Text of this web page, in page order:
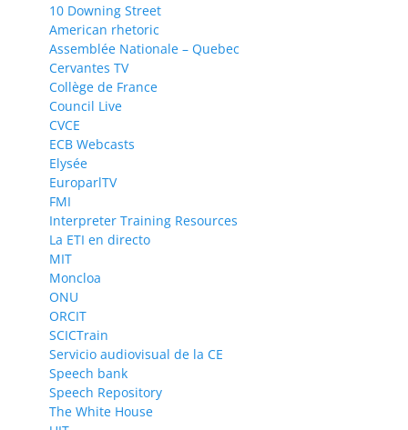
10 Downing Street
American rhetoric
Assemblée Nationale – Quebec
Cervantes TV
Collège de France
Council Live
CVCE
ECB Webcasts
Elysée
EuroparlTV
FMI
Interpreter Training Resources
La ETI en directo
MIT
Moncloa
ONU
ORCIT
SCICTrain
Servicio audiovisual de la CE
Speech bank
Speech Repository
The White House